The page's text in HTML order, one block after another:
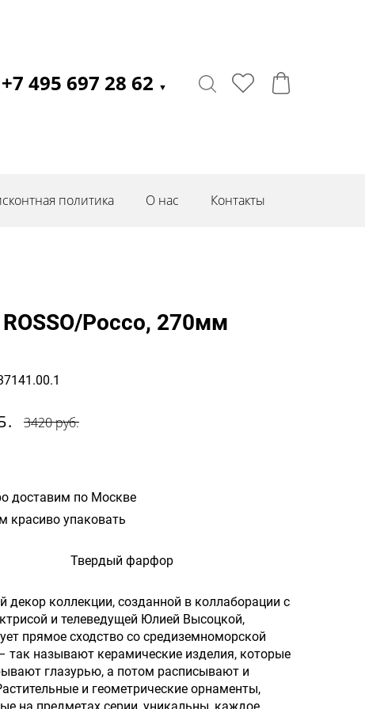
+7 495 697 28 62 ▼
политика О нас Контакты
Россо, 270мм
3420 руб.
доставим по Москве
красиво упаковать
Твердый фарфор
коллекции, созданной в коллаборации с
и телеведущей Юлией Высоцкой,
прямое сходство со средиземноморской
так называют керамические изделия, которые
глазурью, а потом расписывают и
и геометрические орнаменты,
на предметах серии, уникальны, каждое